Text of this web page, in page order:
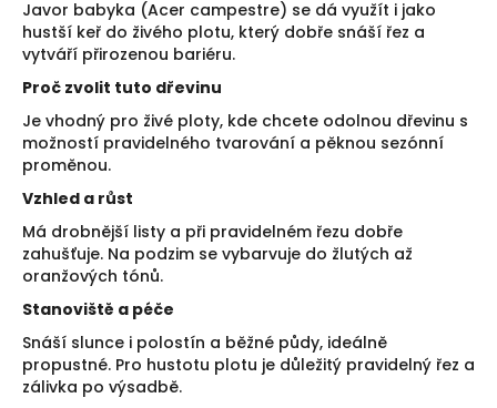
Javor babyka (Acer campestre) se dá využít i jako
hustší keř do živého plotu, který dobře snáší řez a
vytváří přirozenou bariéru.
Proč zvolit tuto dřevinu
Je vhodný pro živé ploty, kde chcete odolnou dřevinu s
možností pravidelného tvarování a pěknou sezónní
proměnou.
Vzhled a růst
Má drobnější listy a při pravidelném řezu dobře
zahušťuje. Na podzim se vybarvuje do žlutých až
oranžových tónů.
Stanoviště a péče
Snáší slunce i polostín a běžné půdy, ideálně
propustné. Pro hustotu plotu je důležitý pravidelný řez a
zálivka po výsadbě.